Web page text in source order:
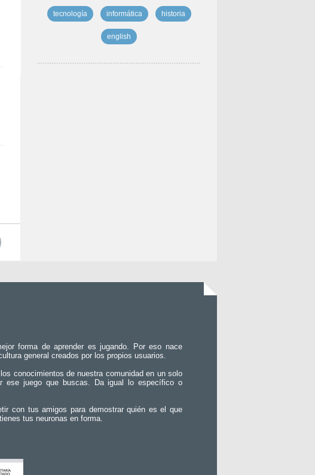
tecnología informática historia
english
forma de aprender es jugando. Por eso nace
general creados por los propios usuarios.
conocimientos de nuestra comunidad en un solo
ese juego que buscas. Da igual lo específico o
con tus amigos para demostrar quién es el que
tus neuronas en forma.